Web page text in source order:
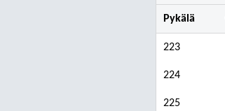
Pykälä
223
224
225